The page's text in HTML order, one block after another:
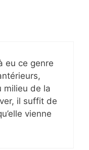
eu ce genre
milieu de la
il suffit de
vienne